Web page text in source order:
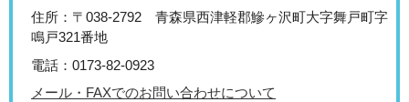
住所：〒038-2792 青森県西津軽郡鰺ヶ沢町大字舞戸町字
鳴戸321番地
電話：0173-82-0923
メール・FAXでのお問い合わせについて